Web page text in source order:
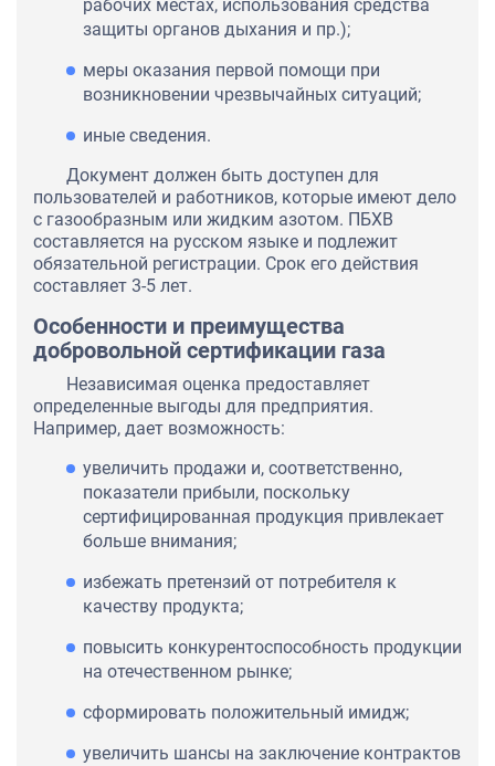
рабочих местах, использования средства
защиты органов дыхания и пр.);
меры оказания первой помощи при
возникновении чрезвычайных ситуаций;
иные сведения.
Документ должен быть доступен для
пользователей и работников, которые имеют дело
с газообразным или жидким азотом. ПБХВ
составляется на русском языке и подлежит
обязательной регистрации. Срок его действия
составляет 3-5 лет.
Особенности и преимущества
добровольной сертификации газа
Независимая оценка предоставляет
определенные выгоды для предприятия.
Например, дает возможность:
увеличить продажи и, соответственно,
показатели прибыли, поскольку
сертифицированная продукция привлекает
больше внимания;
избежать претензий от потребителя к
качеству продукта;
повысить конкурентоспособность продукции
на отечественном рынке;
сформировать положительный имидж;
увеличить шансы на заключение контрактов